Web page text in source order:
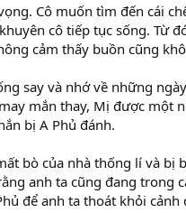
Cô muốn tìm đến cái
cô tiếp tục sống. Từ
cảm thấy buồn cũng
say và nhớ về những
mắn thay, Mị được một
bị A Phủ đánh.
bò của nhà thống lí và
anh ta cũng đang trong
để anh ta thoát khỏi cảnh